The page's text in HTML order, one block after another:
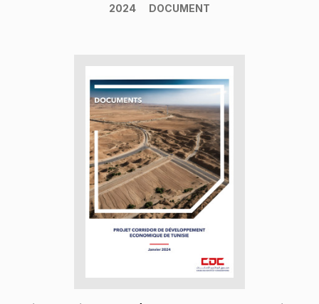
2024 DOCUMENT